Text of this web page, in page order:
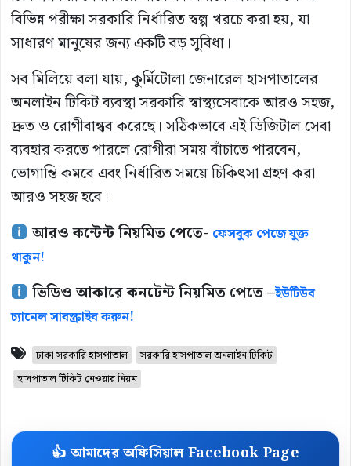
বিভিন্ন পরীক্ষা সরকারি নির্ধারিত স্বল্প খরচে করা হয়, যা
সাধারণ মানুষের জন্য একটি বড় সুবিধা।
সব মিলিয়ে বলা যায়, কুর্মিটোলা জেনারেল হাসপাতালের
অনলাইন টিকিট ব্যবস্থা সরকারি স্বাস্থ্যসেবাকে আরও সহজ,
দ্রুত ও রোগীবান্ধব করেছে। সঠিকভাবে এই ডিজিটাল সেবা
ব্যবহার করতে পারলে রোগীরা সময় বাঁচাতে পারবেন,
ভোগান্তি কমবে এবং নির্ধারিত সময়ে চিকিৎসা গ্রহণ করা
আরও সহজ হবে।
আরও কন্টেন্ট নিয়মিত পেতে- ফেসবুক পেজে যুক্ত
থাকুন!
ভিডিও আকারে কনটেন্ট নিয়মিত পেতে –ইউটিউব
চ্যানেল সাবস্ক্রাইব করুন!
ঢাকা সরকারি হাসপাতাল
সরকারি হাসপাতাল অনলাইন টিকিট
হাসপাতাল টিকিট নেওয়ার নিয়ম
👍 আমাদের অফিসিয়াল Facebook Page